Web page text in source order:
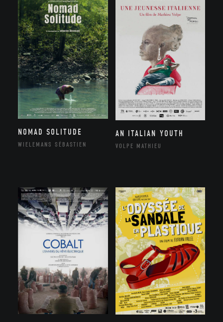
NOMAD SOLITUDE
WIELEMANS SÉBASTIEN
AN ITALIAN YOUTH
VOLPE MATHIEU